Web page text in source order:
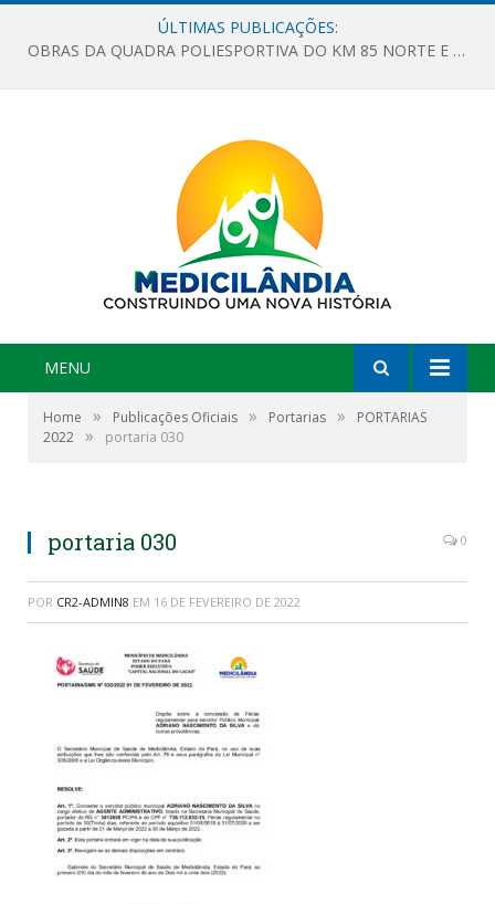
ÚLTIMAS PUBLICAÇÕES:
OBRAS DA QUADRA POLIESPORTIVA DO KM 85 NORTE E DA ESCOLA GASPAR VIANA AVANÇAM
MENU
Home » Publicações Oficiais » Portarias »
PORTARIAS
2022 » portaria 030
portaria 030 0
POR CR2-ADMIN8 EM 16 DE FEVEREIRO DE 2022